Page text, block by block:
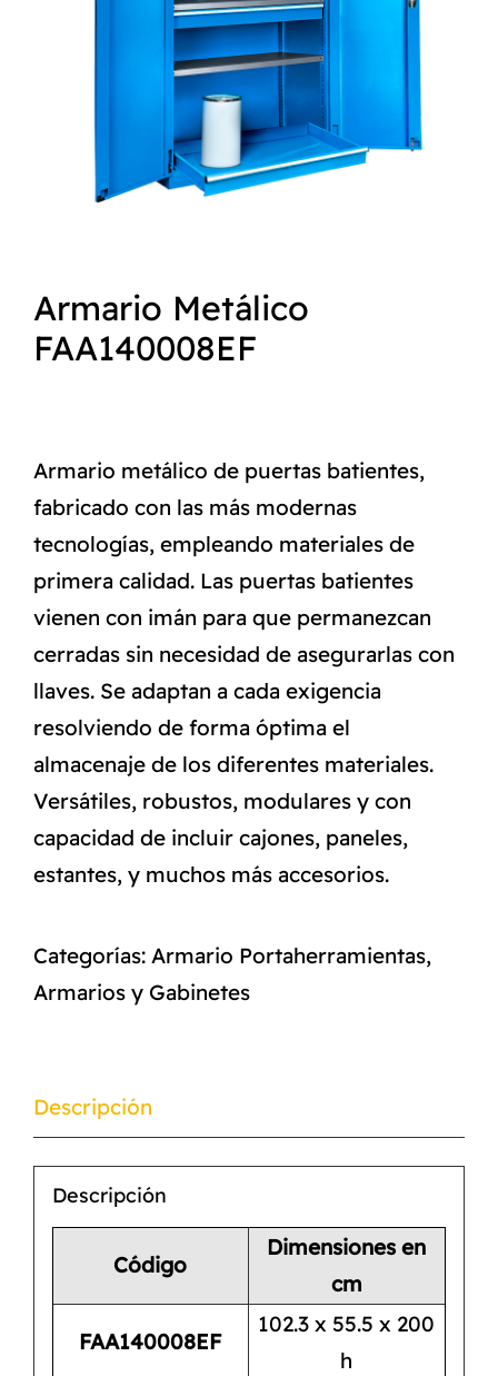
CONTACTO
Armario Metálico
FAA140008EF
Armario metálico de puertas batientes,
fabricado con las más modernas
tecnologías, empleando materiales de
primera calidad. Las puertas batientes
vienen con imán para que permanezcan
cerradas sin necesidad de asegurarlas con
llaves. Se adaptan a cada exigencia
resolviendo de forma óptima el
almacenaje de los diferentes materiales.
Versátiles, robustos, modulares y con
capacidad de incluir cajones, paneles,
estantes, y muchos más accesorios.
Categorías: Armario Portaherramientas,
Armarios y Gabinetes
Descripción
Descripción
Código
Dimensiones en
cm
FAA140008EF
102.3 x 55.5 x 200
h